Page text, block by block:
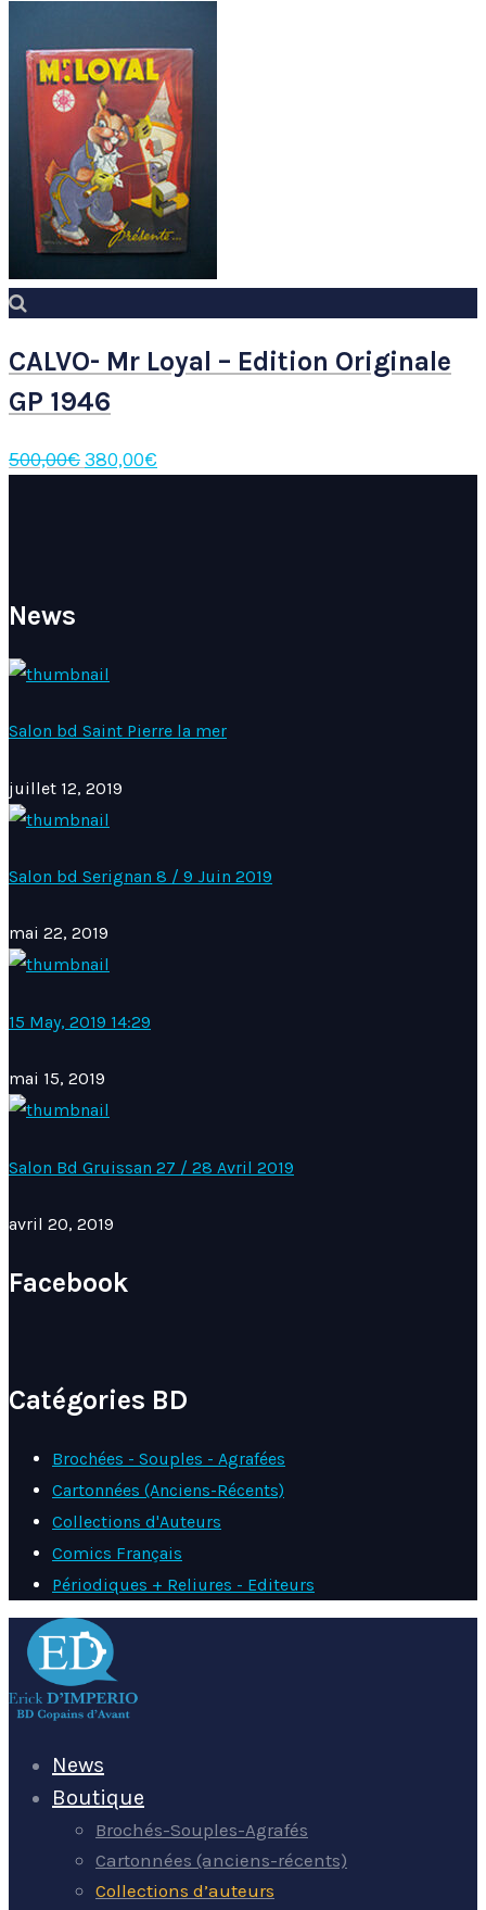
CALVO- Mr Loyal – Edition Originale
GP 1946
500,00€Le
380,00€
News
Salon bd Saint Pierre la mer
juillet 12, 2019
Salon bd Serignan 8 / 9 Juin 2019
mai 22, 2019
15 May, 2019 14:29
mai 15, 2019
Salon Bd Gruissan 27 / 28 Avril 2019
avril 20, 2019
Facebook
Catégories BD
Brochées - Souples - Agrafées
Cartonnées (Anciens-Récents)
Collections d'Auteurs
Comics Français
Périodiques + Reliures - Editeurs
News
Boutique
Brochés-Souples-Agrafés
Cartonnées (anciens-récents)
Collections d’auteurs